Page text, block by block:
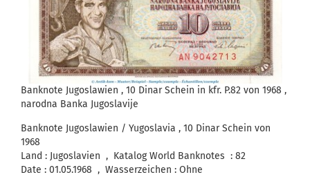
Banknote Jugoslawien , 10 Dinar Schein in kfr. P.82 von 1968 ,
narodna Banka Jugoslavije
Banknote Jugoslawien / Yugoslavia , 10 Dinar Schein von
1968
Land : Jugoslavien , Katalog World Banknotes : 82
Date : 01.05.1968 , Wasserzeichen : Ohne